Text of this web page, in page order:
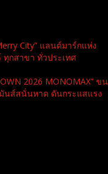
City” แลนด์มาร์กแห่ง
กสาขา ทั่วประเทศ
2026 MONOMAX” ขน
นส์สนั่นหาด ดันกระแสแรง